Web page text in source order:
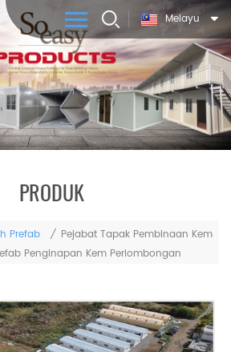
Melayu
PRODUK
Prefab / Pejabat Tapak Pembinaan Kem
Penginapan Kem Perlombongan